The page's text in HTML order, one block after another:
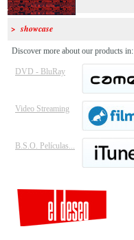
>Acción mutante
> showcase
Discover more about our products in:
DVD - BluRay
Video Streaming
B.S.O. Películas...